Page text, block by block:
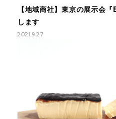
【地域商社】東京の展示会
します
2021.9.27